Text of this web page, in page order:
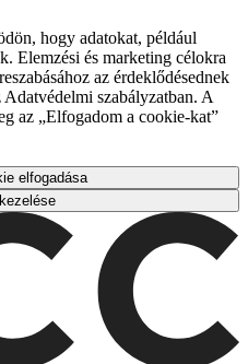
hogy adatokat, például
Elemzési és marketing célokra
az érdeklődésednek
szabályzatban. A
az „Elfogadom a cookie-kat”
elfogadása